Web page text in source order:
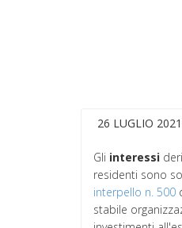
26 LUGLIO 2021
Gli interessi
residenti sono
interpello n. 500
stabile